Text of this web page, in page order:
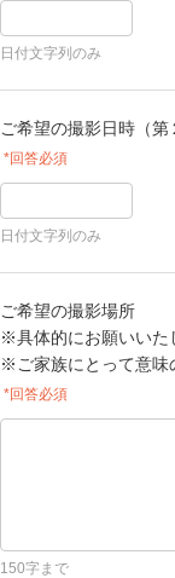
日付文字列のみ
ご希望の撮影日時（第
*回答必須
日付文字列のみ
ご希望の撮影場所
※具体的にお願いいた
※ご家族にとって意味
*回答必須
150字まで